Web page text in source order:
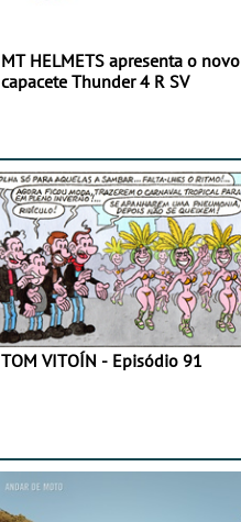
MT HELMETS apresenta o novo
capacete Thunder 4 R SV
TOM VITOÍN - Episódio 91